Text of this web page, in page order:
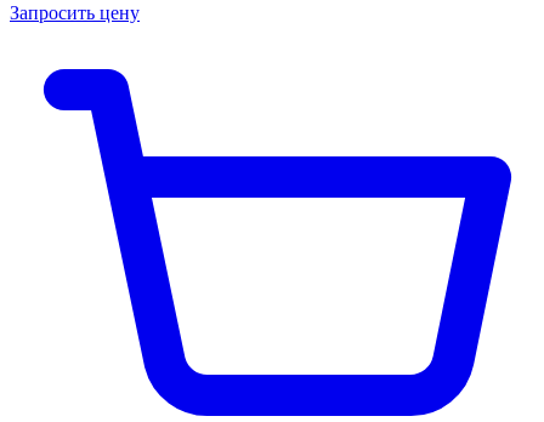
Запросить цену